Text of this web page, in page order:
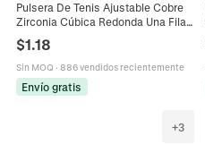
Pulsera De Tenis Ajustable Cobre
Zirconia Cúbica Redonda Una Fila
Brillo Bolo Cadena Deslizante Para
Mujer Regalo De Cumpleaños
$1.18
Sin MOQ · 886 vendidos recientemente
Envío gratis
+3